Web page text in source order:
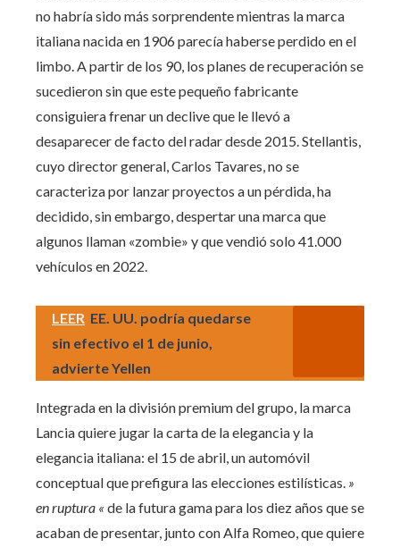
no habría sido más sorprendente mientras la marca
italiana nacida en 1906 parecía haberse perdido en el
limbo. A partir de los 90, los planes de recuperación se
sucedieron sin que este pequeño fabricante
consiguiera frenar un declive que le llevó a
desaparecer de facto del radar desde 2015. Stellantis,
cuyo director general, Carlos Tavares, no se
caracteriza por lanzar proyectos a un pérdida, ha
decidido, sin embargo, despertar una marca que
algunos llaman «zombie» y que vendió solo 41.000
vehículos en 2022.
LEER EE. UU. podría quedarse
sin efectivo el 1 de junio,
advierte Yellen
Integrada en la división premium del grupo, la marca
Lancia quiere jugar la carta de la elegancia y la
elegancia italiana: el 15 de abril, un automóvil
conceptual que prefigura las elecciones estilísticas. »
en ruptura « de la futura gama para los diez años que se
acaban de presentar, junto con Alfa Romeo, que quiere